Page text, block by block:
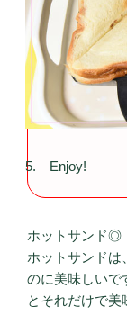
Enjoy!
ホットサンド◎
ホットサンドは
のに美味しいで
とそれだけで美